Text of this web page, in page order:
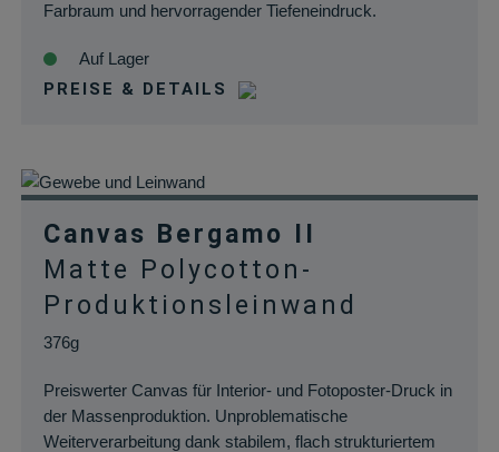
Farbraum und hervorragender Tiefeneindruck.
Auf Lager
PREISE & DETAILS
Canvas Bergamo II
Matte Polycotton-
Produktionsleinwand
376g
Preiswerter Canvas für Interior- und Fotoposter-Druck in
der Massenproduktion. Unproblematische
Weiterverarbeitung dank stabilem, flach strukturiertem